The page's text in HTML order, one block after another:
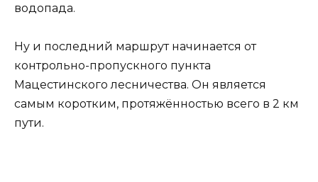
водопада.
Ну и последний маршрут начинается от
контрольно-пропускного пункта
Мацестинского лесничества. Он является
самым коротким, протяжённостью всего в 2 км
пути.